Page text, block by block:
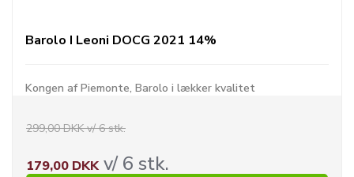
Barolo I Leoni DOCG 2021 14%
Kongen af Piemonte, Barolo i lækker kvalitet
299,00 DKK v/ 6 stk.
179,00 DKKv/ 6 stk.